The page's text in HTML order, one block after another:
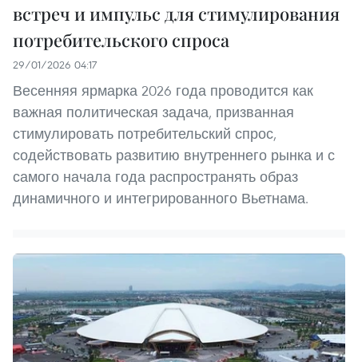
встреч и импульс для стимулирования
потребительского спроса
29/01/2026 04:17
Весенняя ярмарка 2026 года проводится как
важная политическая задача, призванная
стимулировать потребительский спрос,
содействовать развитию внутреннего рынка и с
самого начала года распространять образ
динамичного и интегрированного Вьетнама.